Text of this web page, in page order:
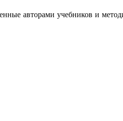
авторами учебников и